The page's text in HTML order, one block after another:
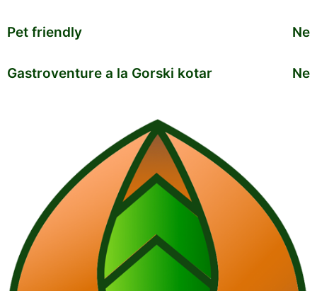
Pet friendly Ne
Gastroventure a la Gorski kotar Ne